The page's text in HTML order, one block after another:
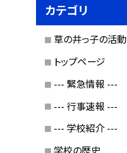
カテゴリ
草の井っ子の活動
トップページ
--- 緊急情報 ---
--- 行事速報 ---
--- 学校紹介 ---
学校の歴史